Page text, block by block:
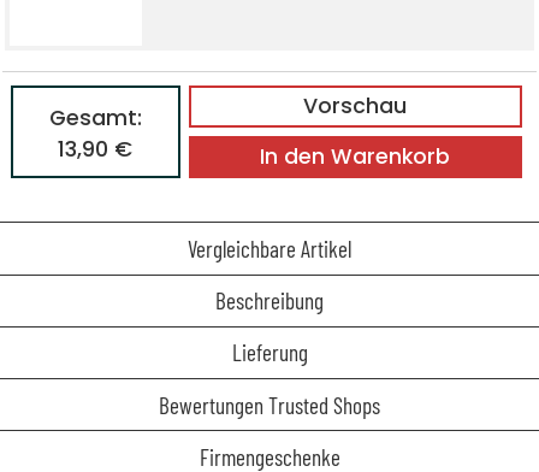
Vorschau
Gesamt:
13,90 €
In den Warenkorb
Vergleichbare Artikel
Beschreibung
Lieferung
Bewertungen Trusted Shops
Firmengeschenke